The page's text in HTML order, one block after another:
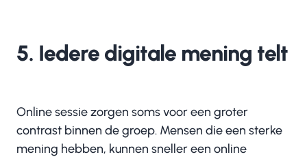
5. Iedere digitale mening telt
Online sessie zorgen soms voor een groter
contrast binnen de groep. Mensen die een sterke
mening hebben, kunnen sneller een online